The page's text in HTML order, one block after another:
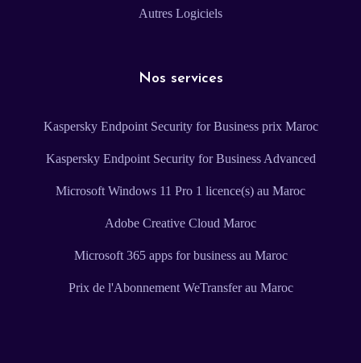
Autres Logiciels
Nos services
Kaspersky Endpoint Security for Business prix Maroc
Kaspersky Endpoint Security for Business Advanced
Microsoft Windows 11 Pro 1 licence(s) au Maroc
Adobe Creative Cloud Maroc
Microsoft 365 apps for business au Maroc
Prix de l'Abonnement WeTransfer au Maroc